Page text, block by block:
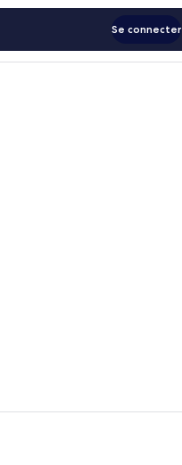
Se connecter